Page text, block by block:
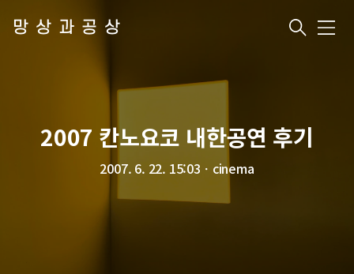
망상과공상 메
2007 칸노요코 내한공연 후기
2007. 6. 22. 15:03 ㆍ cinema